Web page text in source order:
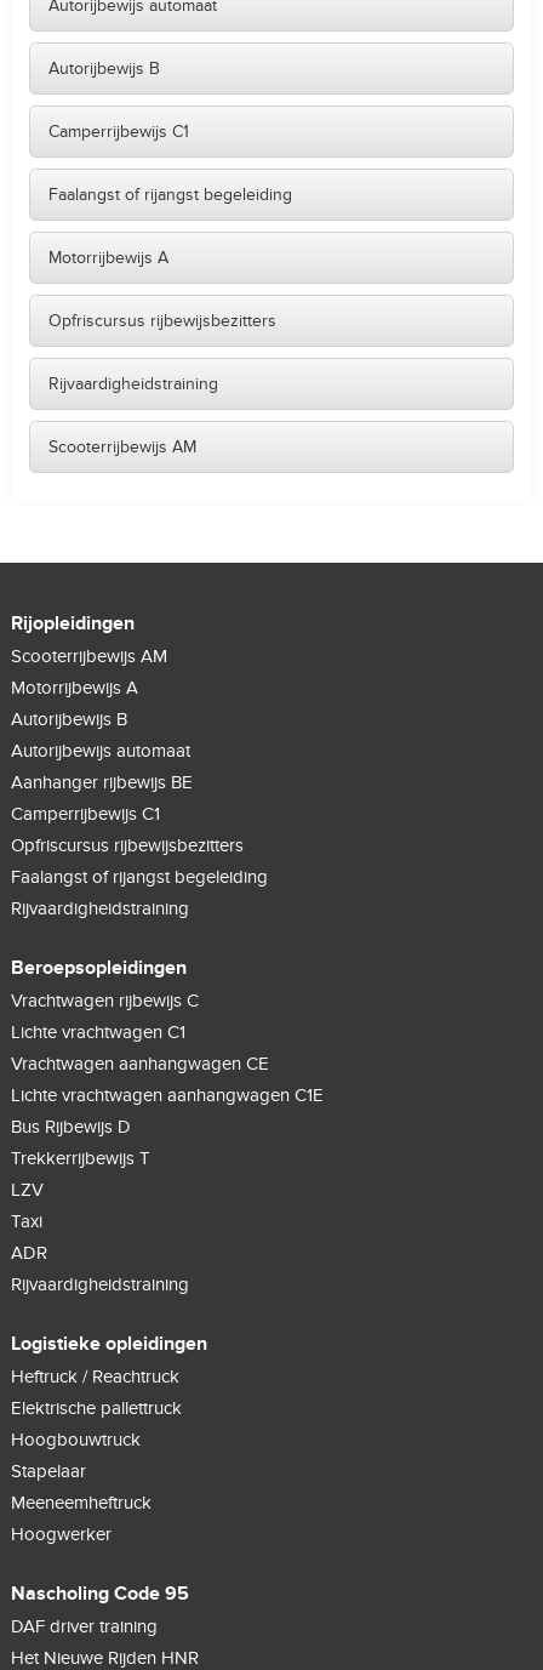
Autorijbewijs automaat
Autorijbewijs B
Camperrijbewijs C1
Faalangst of rijangst begeleiding
Motorrijbewijs A
Opfriscursus rijbewijsbezitters
Rijvaardigheidstraining
Scooterrijbewijs AM
Rijopleidingen
Scooterrijbewijs AM
Motorrijbewijs A
Autorijbewijs B
Autorijbewijs automaat
Aanhanger rijbewijs BE
Camperrijbewijs C1
Opfriscursus rijbewijsbezitters
Faalangst of rijangst begeleiding
Rijvaardigheidstraining
Beroepsopleidingen
Vrachtwagen rijbewijs C
Lichte vrachtwagen C1
Vrachtwagen aanhangwagen CE
Lichte vrachtwagen aanhangwagen C1E
Bus Rijbewijs D
Trekkerrijbewijs T
LZV
Taxi
ADR
Rijvaardigheidstraining
Logistieke opleidingen
Heftruck / Reachtruck
Elektrische pallettruck
Hoogbouwtruck
Stapelaar
Meeneemheftruck
Hoogwerker
Nascholing Code 95
DAF driver training
Het Nieuwe Rijden HNR